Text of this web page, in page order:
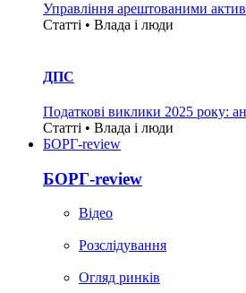
Управління арештованими
Статті • Влада i люди
ДПС
Податкові виклики 2025 року:
Статті • Влада i люди
БОРГ-review
БОРГ-review
Вiдео
Розслідування
Огляд ринків